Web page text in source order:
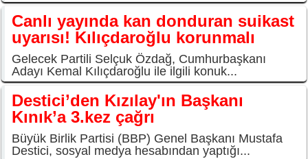
Canlı yayında kan donduran suikast
uyarısı! Kılıçdaroğlu korunmalı
Gelecek Partili Selçuk Özdağ, Cumhurbaşkanı
Adayı Kemal Kılıçdaroğlu ile ilgili konuk...
Destici’den Kızılay'ın Başkanı
Kınık’a 3.kez çağrı
Büyük Birlik Partisi (BBP) Genel Başkanı Mustafa
Destici, sosyal medya hesabından yaptığı...